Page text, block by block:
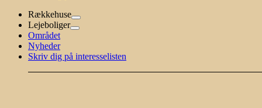
Rækkehuse
Lejeboliger
Området
Nyheder
Skriv dig på interesselisten